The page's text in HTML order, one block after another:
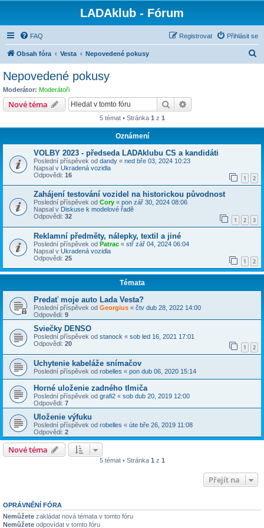
LADAklub - Fórum
FAQ Přihlásit se
Registrovat
Obsah fóra Vesta Nepovedené pokusy
Nepovedené pokusy
Moderátor: Moderátoři
Nové téma Hledat
5 témat • Stránka 1 z 1
Oznámení
VOLBY 2023 - předseda LADAklubu CS a kandidáti
Poslední příspěvek od dandy « ned bře 03, 2024 10:23
Napsal v Ukradená vozidla
Odpovědi: 16 1 2
Zahájení testování vozidel na historickou původnost
Poslední příspěvek od Cory « pon zář 30, 2024 08:06
Napsal v Diskuse k modelové řadě
Odpovědi: 32 1 2 3
Reklamní předměty, nálepky, textil a jiné
Poslední příspěvek od Patrac « stř zář 04, 2024 06:04
Napsal v Ukradená vozidla
Odpovědi: 25 1 2
Témata
Predať moje auto Lada Vesta?
Poslední příspěvek od Georgius « čtv dub 28, 2022 14:00
Odpovědi: 9
Sviečky DENSO
Poslední příspěvek od stanock « sob led 16, 2021 17:01
Odpovědi: 20 1 2
Uchytenie kabeláže snímačov
Poslední příspěvek od robelles « pon dub 06, 2020 15:14
Horné uloženie zadného tlmiča
Poslední příspěvek od grafi2 « sob dub 20, 2019 12:00
Odpovědi: 7
Uloženie výfuku
Poslední příspěvek od robelles « úte bře 26, 2019 11:08
Odpovědi: 2
Nové téma
5 témat • Stránka 1 z 1
Přejít na
OPRÁVNĚNÍ FÓRA
Nemůžete zakládat nová témata v tomto fóru
Nemůžete odpovídat v tomto fóru